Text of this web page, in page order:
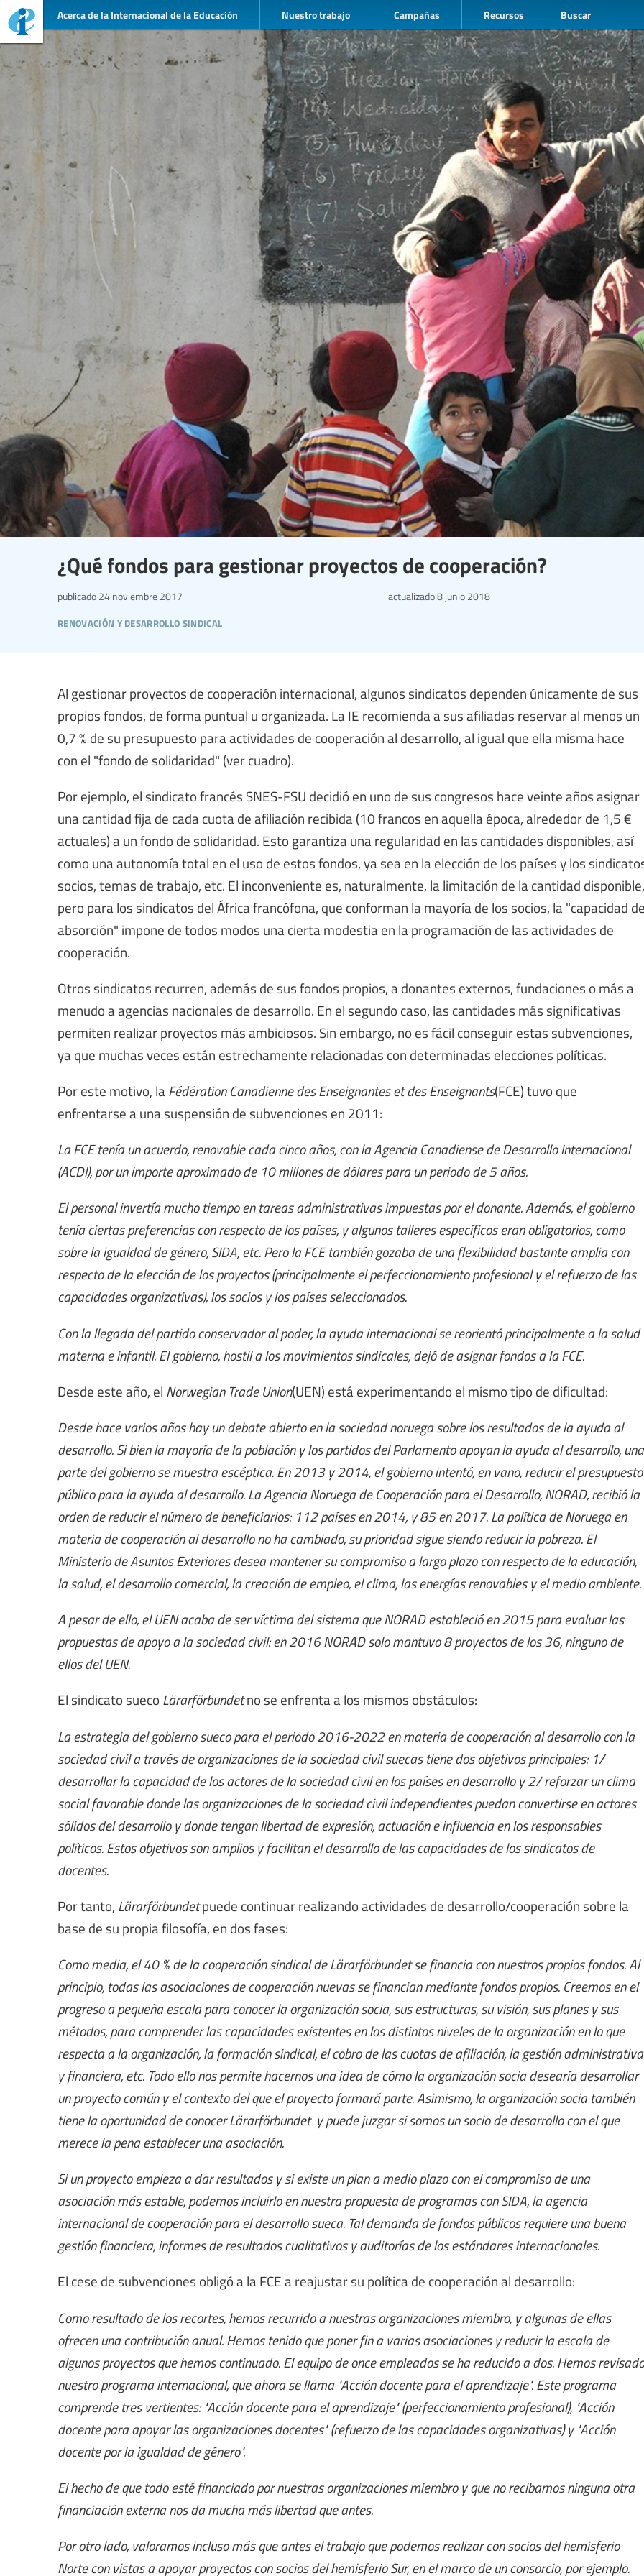
Acerca de la Internacional de la Educación Nuestro trabajo Campañas Recursos Buscar
¿Qué fondos para gestionar proyectos de cooperación?
renovación y desarrollo sindical
publicado 24 noviembre 2017 actualizado8 junio 2018
Al gestionar proyectos de cooperación internacional, algunos sindicatos dependen únicamente de sus
propios fondos, de forma puntual u organizada. La IE recomienda a sus afiliadas reservar al menos un
0,7 % de su presupuesto para actividades de cooperación al desarrollo, al igual que ella misma hace
con el "fondo de solidaridad" (ver cuadro).
Por ejemplo, el sindicato francés SNES-FSU decidió en uno de sus congresos hace veinte años asignar
una cantidad fija de cada cuota de afiliación recibida (10 francos en aquella época, alrededor de 1,5 €
actuales) a un fondo de solidaridad. Esto garantiza una regularidad en las cantidades disponibles, así
como una autonomía total en el uso de estos fondos, ya sea en la elección de los países y los
socios, temas de trabajo, etc. El inconveniente es, naturalmente, la limitación de la cantidad disponible,
pero para los sindicatos del África francófona, que conforman la mayoría de los socios, la "capacidad de
absorción" impone de todos modos una cierta modestia en la programación de las actividades de
cooperación.
Otros sindicatos recurren, además de sus fondos propios, a donantes externos, fundaciones o más a
menudo a agencias nacionales de desarrollo. En el segundo caso, las cantidades más significativas
permiten realizar proyectos más ambiciosos. Sin embargo, no es fácil conseguir estas subvenciones,
ya que muchas veces están estrechamente relacionadas con determinadas elecciones políticas.
Por este motivo, la Fédération Canadienne des Enseignantes et des Enseignants(FCE) tuvo que
enfrentarse a una suspensión de subvenciones en 2011:
La FCE tenía un acuerdo, renovable cada cinco años, con la Agencia Canadiense de Desarrollo Internacional
(ACDI), por un importe aproximado de 10 millones de dólares para un periodo de 5 años.
El personal invertía mucho tiempo en tareas administrativas impuestas por el donante. Además, el gobierno
tenía ciertas preferencias con respecto de los países, y algunos talleres específicos eran obligatorios, como
sobre la igualdad de género, SIDA, etc. Pero la FCE también gozaba de una flexibilidad bastante amplia con
respecto de la elección de los proyectos (principalmente el perfeccionamiento profesional y el refuerzo de las
capacidades organizativas), los socios y los países seleccionados.
Con la llegada del partido conservador al poder, la ayuda internacional se reorientó principalmente a la salud
materna e infantil. El gobierno, hostil a los movimientos sindicales, dejó de asignar fondos a la FCE.
Desde este año, el Norwegian Trade Union(UEN) está experimentando el mismo tipo de dificultad:
Desde hace varios años hay un debate abierto en la sociedad noruega sobre los resultados de la ayuda al
desarrollo. Si bien la mayoría de la población y los partidos del Parlamento apoyan la ayuda al desarrollo, una
parte del gobierno se muestra escéptica. En 2013 y 2014, el gobierno intentó, en vano, reducir el presupuesto
público para la ayuda al desarrollo. La Agencia Noruega de Cooperación para el Desarrollo, NORAD, recibió la
orden de reducir el número de beneficiarios: 112 países en 2014, y 85 en 2017.La política de Noruega en
materia de cooperación al desarrollo no ha cambiado, su prioridad sigue siendo reducir la pobreza. El
Ministerio de Asuntos Exteriores desea mantener su compromiso a largo plazo con respecto de la educación,
la salud, el desarrollo comercial, la creación de empleo, el clima, las energías renovables y el medio ambiente.
A pesar de ello, el UEN acaba de ser víctima del sistema que NORAD estableció en 2015 para evaluar las
propuestas de apoyo a la sociedad civil: en 2016 NORAD solo mantuvo 8 proyectos de los 36, ninguno de
ellos del UEN.
El sindicato sueco Lärarförbundetno se enfrenta a los mismos obstáculos:
La estrategia del gobierno sueco para el periodo 2016-2022 en materia de cooperación al desarrollo con la
sociedad civil a través de organizaciones de la sociedad civil suecas tiene dos objetivos principales: 1/
desarrollar la capacidad de los actores de la sociedad civil en los países en desarrollo y 2/ reforzar un clima
social favorable donde las organizaciones de la sociedad civil independientes puedan convertirse en actores
sólidos del desarrollo y donde tengan libertad de expresión, actuación e influencia en los responsables
políticos. Estos objetivos son amplios y facilitan el desarrollo de las capacidades de los sindicatos de
docentes.
Por tanto, Lärarförbundetpuede continuar realizando actividades de desarrollo/cooperación sobre la
base de su propia filosofía, en dos fases:
Como media, el 40 % de la cooperación sindical de Lärarförbundet se financia con nuestros propios fondos. Al
principio, todas las asociaciones de cooperación nuevas se financian mediante fondos propios. Creemos en el
progreso a pequeña escala para conocer la organización socia, sus estructuras, su visión, sus planes y sus
métodos, para comprender las capacidades existentes en los distintos niveles de la organización en lo que
respecta a la organización, la formación sindical, el cobro de las cuotas de afiliación, la gestión administrativa
y financiera, etc. Todo ello nos permite hacernos una idea de cómo la organización socia desearía desarrollar
un proyecto común y el contexto del que el proyecto formará parte. Asimismo, la organización socia también
tiene la oportunidad de conocer Lärarförbundet y puede juzgar si somos un socio de desarrollo con el que
merece la pena establecer una asociación.
Si un proyecto empieza a dar resultados y si existe un plan a medio plazo con el compromiso de una
asociación más estable, podemos incluirlo en nuestra propuesta de programas con SIDA, la agencia
internacional de cooperación para el desarrollo sueca. Tal demanda de fondos públicos requiere una buena
gestión financiera, informes de resultados cualitativos y auditorías de los estándares internacionales.
El cese de subvenciones obligó a la FCE a reajustar su política de cooperación al desarrollo:
Como resultado de los recortes, hemos recurrido a nuestras organizaciones miembro, y algunas de ellas
ofrecen una contribución anual. Hemos tenido que poner fin a varias asociaciones y reducir la escala de
algunos proyectos que hemos continuado. El equipo de once empleados se ha reducido a dos. Hemos revisado
nuestro programa internacional, que ahora se llama "Acción docente para el aprendizaje". Este programa
comprende tres vertientes: "Acción docente para el aprendizaje" (perfeccionamiento profesional), "Acción
docente para apoyar las organizaciones docentes" (refuerzo de las capacidades organizativas) y "Acción
docente por la igualdad de género".
El hecho de que todo esté financiado por nuestras organizaciones miembro y que no recibamos ninguna otra
financiación externa nos da mucha más libertad que antes.
Por otro lado, valoramos incluso más que antes el trabajo que podemos realizar con socios del hemisferio
Norte con vistas a apoyar proyectos con socios del hemisferio Sur, en el marco de un consorcio, por ejemplo.